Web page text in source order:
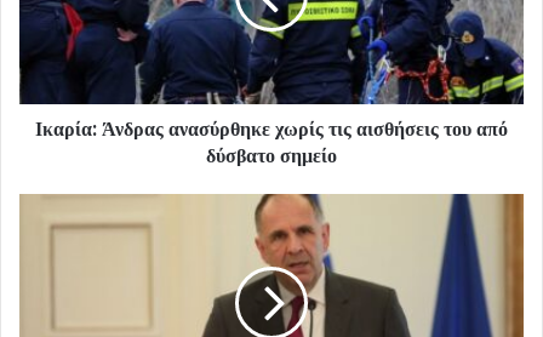
Ικαρία: Άνδρας ανασύρθηκε χωρίς τις αισθήσεις του από
δύσβατο σημείο